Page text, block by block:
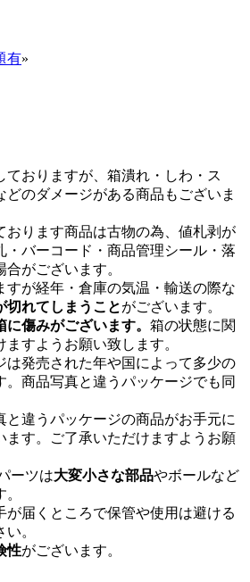
有»
ておりますが、箱潰れ・しわ・ス
どのダメージがある商品もございま
おります商品は古物の為、値札剥が
・バーコード・商品管理シール・落
がございます。
すが経年・倉庫の気温・輸送の際な
切れてしまうことがございます。
に傷みがございます。 箱の状態に関
ますようお願い致します。
は発売された年や国によって多少の
。商品写真と違うパッケージでも同
と違うパッケージの商品がお手元に
ます。ご了承いただけますようお願
ーツは大変小さな部品やボールなど
が届くところで保管や使用は避ける
。
性がございます。